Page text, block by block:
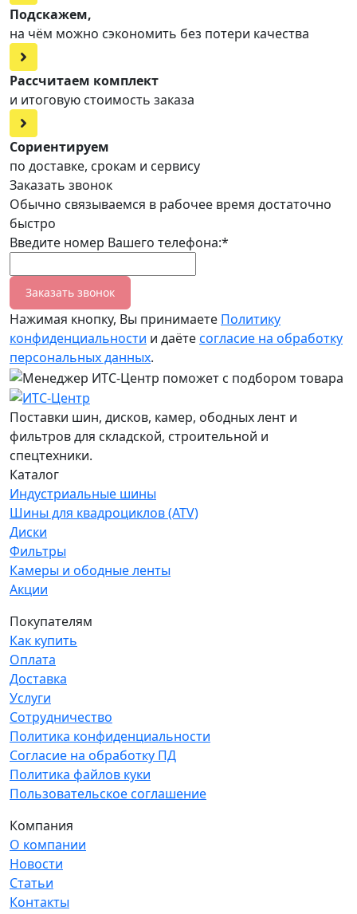
Подскажем,
на чём можно сэкономить без потери качества
Рассчитаем комплект
и итоговую стоимость заказа
Сориентируем
по доставке, срокам и сервису
Заказать звонок
Обычно связываемся в рабочее время достаточно
быстро
Введите номер Вашего телефона:*
Заказать звонок
Нажимая кнопку, Вы принимаете Политику
конфиденциальности и даётесогласие на обработку
персональных данных.
Поставки шин, дисков, камер, ободных лент и
фильтров для складской, строительной и
спецтехники.
Каталог
Индустриальные шины
Шины для квадроциклов (ATV)
Диски
Фильтры
Камеры и ободные ленты
Акции
Покупателям
Как купить
Оплата
Доставка
Услуги
Сотрудничество
Политика конфиденциальности
Согласие на обработку ПД
Политика файлов куки
Пользовательское соглашение
Компания
О компании
Новости
Статьи
Контакты